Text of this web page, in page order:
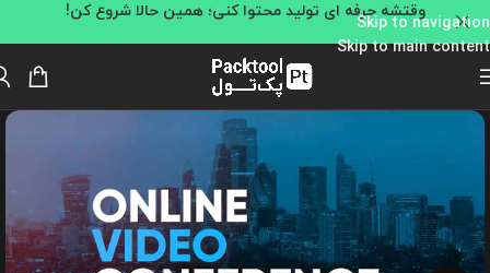
Skip to navigation
Skip to main content
وقتشه حرفه ای تولید محتوا کنی؛ همین حالا شروع کن!